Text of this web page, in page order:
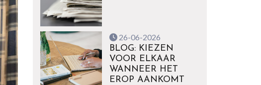
26-06-2026
BLOG: KIEZEN
VOOR ELKAAR
WANNEER HET
EROP AANKOMT